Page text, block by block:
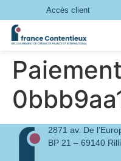
Accès client
Paiement
2871 av. De
BP 21 – 69140